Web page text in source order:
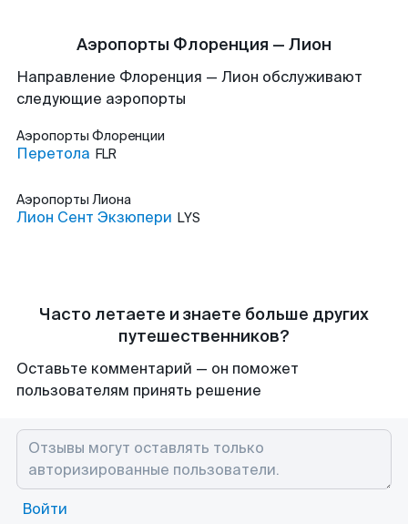
Аэропорты Флоренция — Лион
Направление Флоренция — Лион обслуживают
следующие аэропорты
Аэропорты Флоренции
Перетола FLR
Аэропорты Лиона
Лион Сент Экзюпери LYS
Часто летаете и знаете больше других
путешественников?
Оставьте комментарий — он поможет
пользователям принять решение
Войти